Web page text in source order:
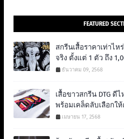
FEATURED
สกรีนเสื้อราคาเท่าไ
จริง ตั้งแต่ 1 ตัว ถึง
ธันวาคม 09, 2568
เสื้อขาวสกรีน DTG ดี
พร้อมเคล็ดลับเลือกใ
เมษายน 17, 2568